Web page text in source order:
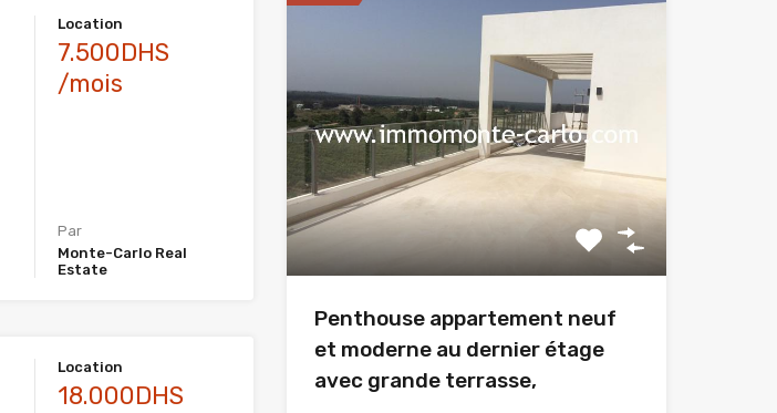
Location
7.500DHS
/mois
Par
Monte-Carlo Real
Estate
Location
18.000DHS
Penthouse appartement neuf
et moderne au dernier étage
avec grande terrasse,